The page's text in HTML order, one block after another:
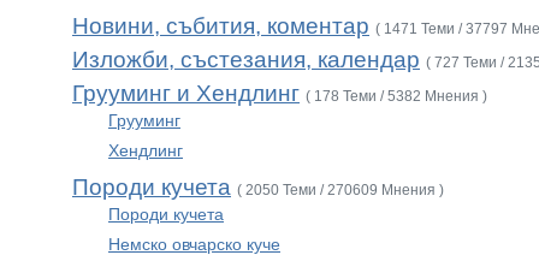
Новини, събития, коментар ( 1471 Теми / 37797
Изложби, състезания, календар ( 727 Теми /
Грууминг и Хендлинг ( 178 Теми / 5382 Мнения )
Грууминг
Хендлинг
Породи кучета ( 2050 Теми / 270609 Мнения )
Породи кучета
Немско овчарско куче